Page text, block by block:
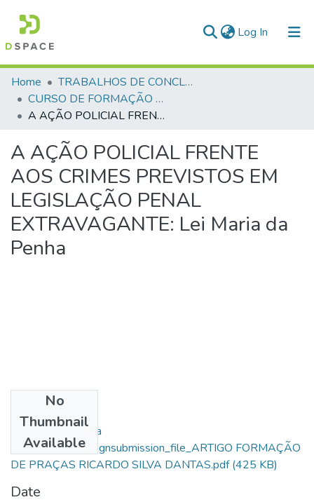
Log In (current)
Communities & Collections
All of DSpace
Home
TRABALHOS DE CONCLUSÃO DE CURSO - CFP (CURSO DE FORMAÇÃO DE PRAÇAS)
CURSO DE FORMAÇÃO DE PRAÇAS - CFP - 2018
A AÇÃO POLICIAL FRENTE AOS CRIMES PREVISTOS EM LEGISLAÇÃO PENAL EXTRAVAGANTE: Lei Maria da Penha
A AÇÃO POLICIAL FRENTE
AOS CRIMES PREVISTOS EM
LEGISLAÇÃO PENAL
EXTRAVAGANTE: Lei Maria da
Penha
No
Thumbnail
Available
Ricardo Dantas Da
Silva_10284_assignsubmission_file_ARTIGO FORMAÇÃO
DE PRAÇAS RICARDO SILVA DANTAS.pdf(425 KB)
Date